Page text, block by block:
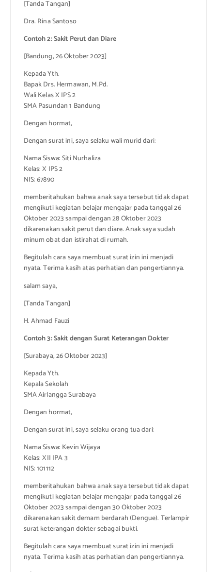
[Tanda Tangan]
Dra. Rina Santoso
Contoh 2: Sakit Perut dan Diare
[Bandung, 26 Oktober 2023]
Kepada Yth.
Bapak Drs. Hermawan, M.Pd.
Wali Kelas X IPS 2
SMA Pasundan 1 Bandung
Dengan hormat,
Dengan surat ini, saya selaku wali murid dari:
Nama Siswa: Siti Nurhaliza
Kelas: X IPS 2
NIS: 67890
memberitahukan bahwa anak saya tersebut tidak dapat
mengikuti kegiatan belajar mengajar pada tanggal 26
Oktober 2023 sampai dengan 28 Oktober 2023
dikarenakan sakit perut dan diare. Anak saya sudah
minum obat dan istirahat di rumah.
Begitulah cara saya membuat surat izin ini menjadi
nyata. Terima kasih atas perhatian dan pengertiannya.
salam saya,
[Tanda Tangan]
H. Ahmad Fauzi
Contoh 3: Sakit dengan Surat Keterangan Dokter
[Surabaya, 26 Oktober 2023]
Kepada Yth.
Kepala Sekolah
SMA Airlangga Surabaya
Dengan hormat,
Dengan surat ini, saya selaku orang tua dari:
Nama Siswa: Kevin Wijaya
Kelas: XII IPA 3
NIS: 101112
memberitahukan bahwa anak saya tersebut tidak dapat
mengikuti kegiatan belajar mengajar pada tanggal 26
Oktober 2023 sampai dengan 30 Oktober 2023
dikarenakan sakit demam berdarah (Dengue). Terlampir
surat keterangan dokter sebagai bukti.
Begitulah cara saya membuat surat izin ini menjadi
nyata. Terima kasih atas perhatian dan pengertiannya.